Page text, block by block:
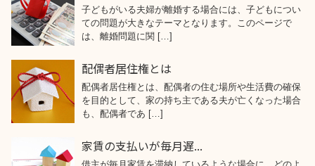
子どもがいる夫婦が離婚する場合には、子どもについ
ての問題が大きなテーマとなります。このページで
は、離婚問題に関 […]
配偶者居住権とは
配偶者居住権とは、配偶者の住む場所や生活費の確保
を目的として、家の持ち主である夫が亡くなった場合
も、配偶者であ […]
家賃の支払いが毎月遅...